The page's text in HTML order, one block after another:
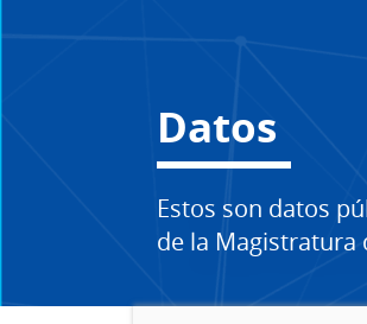
Datos
Estos son datos
de la Magistratura